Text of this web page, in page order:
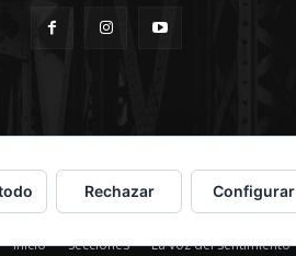
Inicio Secciones La voz del sentimiento
Rechazar Configurar